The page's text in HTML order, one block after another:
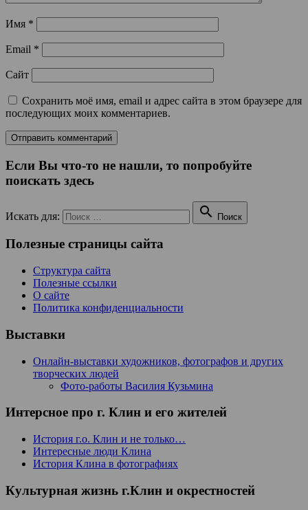
Имя *
Email *
Сайт
Сохранить моё имя, email и адрес сайта в этом браузере для
последующих моих комментариев.
Если Вы что-то не нашли, то попробуйте
поискать здесь
Искать для:  Поиск
Полезные страницы сайта
Структура сайта
Полезные ссылки
О сайте
Политика конфиденциальности
Выставки
Онлайн-выставки художников, фотографов и других
творческих людей
Фото-работы Василия Кузьмина
Интерсное про г. Клин и его жителей
История г.о. Клин и не только…
Интересные люди Клина
История Клина в фотографиях
Культурная жизнь г.Клин и окрестностей